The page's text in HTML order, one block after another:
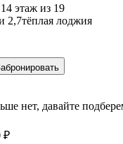
14 этаж из 19
2,7тёплая лоджия
нет, давайте
₽